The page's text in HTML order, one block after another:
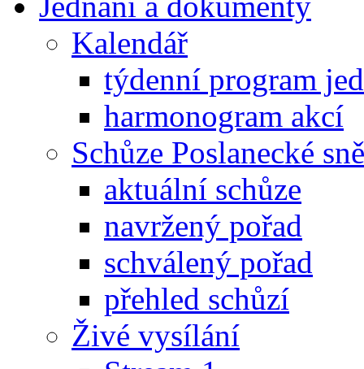
Kalendář
týdenní program
harmonogram akcí
Schůze Poslanecké
aktuální schůze
navržený pořad
schválený pořad
přehled schůzí
Živé vysílání